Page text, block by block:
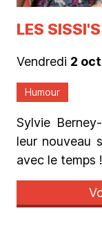
LES SISSI'S
Vendredi 2
Humour
Sylvie
leur
avec le